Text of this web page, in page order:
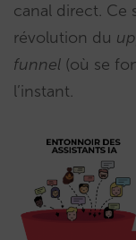
canal direct. Ce
révolution du
funnel (où se
l’instant.